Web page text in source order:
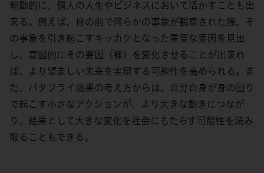
能動的に、個人の人生やビジネスにおいて活かすことも出
来る。例えば、目の前で何らかの事象が観察された際、そ
の事象を引き起こすキッカケとなった重要な要因を見出
し、意図的にその要因（蝶）を変化させることが出来れ
ば、より望ましい未来を実現する可能性を高められる。ま
た、バタフライ効果の考え方からは、自分自身が身の回り
で起こす小さなアクションが、より大きな動きにつなが
り、結果として大きな変化を社会にもたらす可能性を読み
取ることもできる。